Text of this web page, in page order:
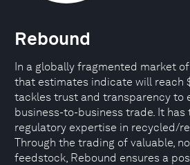
Rebound
In a globally fragmented market
that estimates indicate will reach
tackles trust and transparency to
business-to-business trade. It has
regulatory expertise in recycled/
Through the trading of valuable,
feedstock, Rebound ensures a